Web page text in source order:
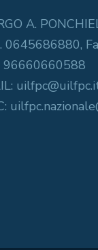
A.
0645686880,
96660660588